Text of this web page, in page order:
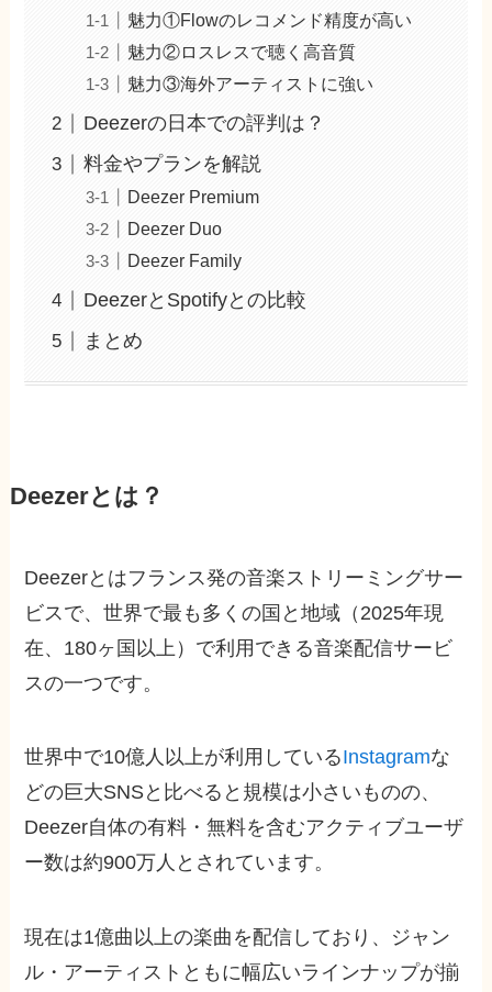
魅力①Flowのレコメンド精度が高い
魅力②ロスレスで聴く高音質
魅力③海外アーティストに強い
Deezerの日本での評判は？
料金やプランを解説
Deezer Premium
Deezer Duo
Deezer Family
DeezerとSpotifyとの比較
まとめ
Deezerとは？
Deezerとはフランス発の音楽ストリーミングサー
ビスで、世界で最も多くの国と地域（2025年現
在、180ヶ国以上）で利用できる音楽配信サービ
スの一つです。
世界中で10億人以上が利用しているInstagramな
どの巨大SNSと比べると規模は小さいものの、
Deezer自体の有料・無料を含むアクティブユーザ
ー数は約900万人とされています。
現在は1億曲以上の楽曲を配信しており、ジャン
ル・アーティストともに幅広いラインナップが揃